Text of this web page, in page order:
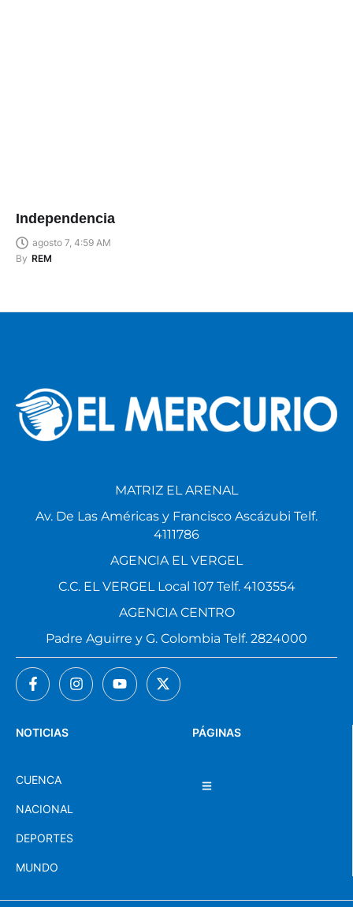
Independencia
agosto 7, 4:59 AM
By REM
PÁGINAS
NOTICIAS
CUENCA
NACIONAL
DEPORTES
MUNDO
MATRIZ EL ARENAL
Av. De Las Américas y Francisco Ascázubi Telf.
4111786
AGENCIA EL VERGEL
C.C. EL VERGEL Local 107 Telf. 4103554
AGENCIA CENTRO
Padre Aguirre y G. Colombia Telf. 2824000